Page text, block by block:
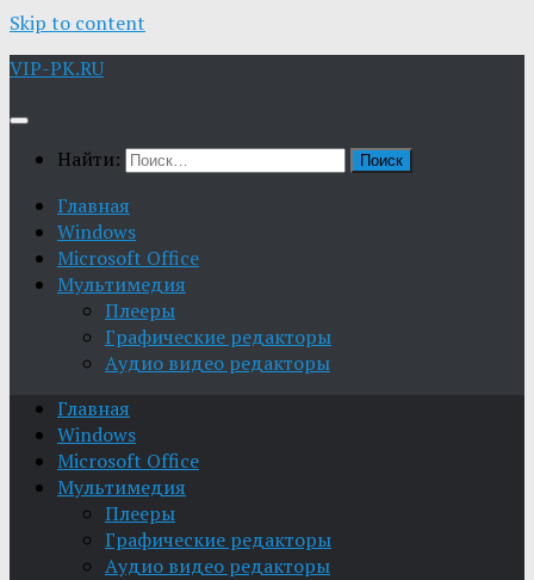
Skip to content
VIP-PK.RU
Найти:
Главная
Windows
Microsoft Office
Мультимедия
Плееры
Графические редакторы
Aудио видео редакторы
Главная
Windows
Microsoft Office
Мультимедия
Плееры
Графические редакторы
Aудио видео редакторы